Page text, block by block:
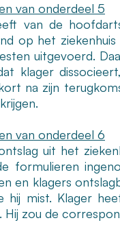
van onderdeel 5
van de
op het
uitgevoerd.
klager
na zijn
van onderdeel 6
uit het
formulieren
en klagers
hij mist. Klager
Hij zou de